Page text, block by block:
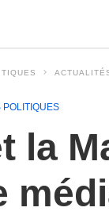
POLITIQUES
la